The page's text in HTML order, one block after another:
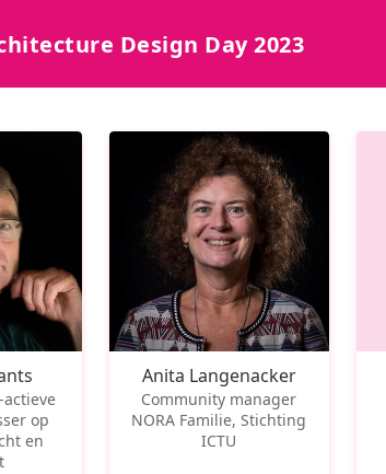
Design Day 2023
op
en
Anita Langenacker
Community manager
NORA Familie, Stichting
ICTU